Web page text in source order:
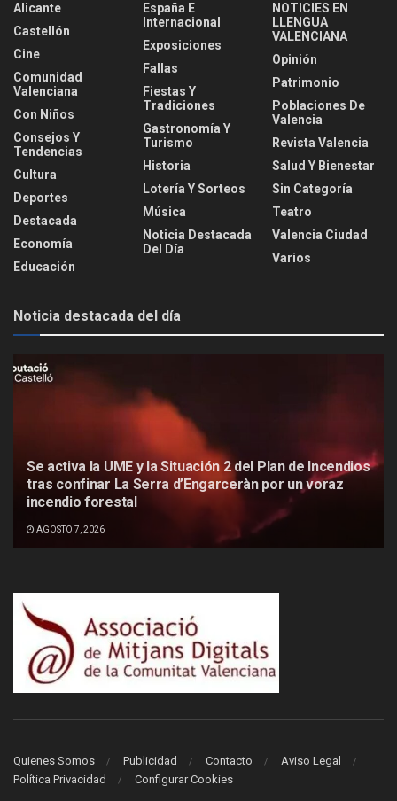
Alicante
Castellón
Cine
Comunidad
Valenciana
Con Niños
Consejos Y
Tendencias
Cultura
Deportes
Destacada
Economía
Educación
España E
Internacional
Exposiciones
Fallas
Fiestas Y
Tradiciones
Gastronomía Y
Turismo
Historia
Lotería Y Sorteos
Música
Noticia Destacada
Del Día
NOTICIES EN
LLENGUA
VALENCIANA
Opinión
Patrimonio
Poblaciones De
Valencia
Revista Valencia
Salud Y Bienestar
Sin Categoría
Teatro
Valencia Ciudad
Varios
Noticia destacada del día
Se activa la UME y la Situación 2 del Plan de Incendios
tras confinar La Serra d’Engarceràn por un voraz
incendio forestal
AGOSTO 7, 2026
Quienes Somos Publicidad Contacto
Aviso Legal
Política Privacidad
Configurar Cookies